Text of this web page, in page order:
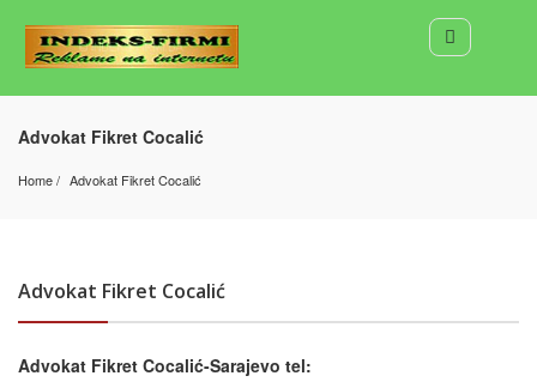
Advokat Fikret Cocalić
Home Advokat Fikret Cocalić
Advokat Fikret Cocalić
Advokat Fikret Cocalić-Sarajevo tel: